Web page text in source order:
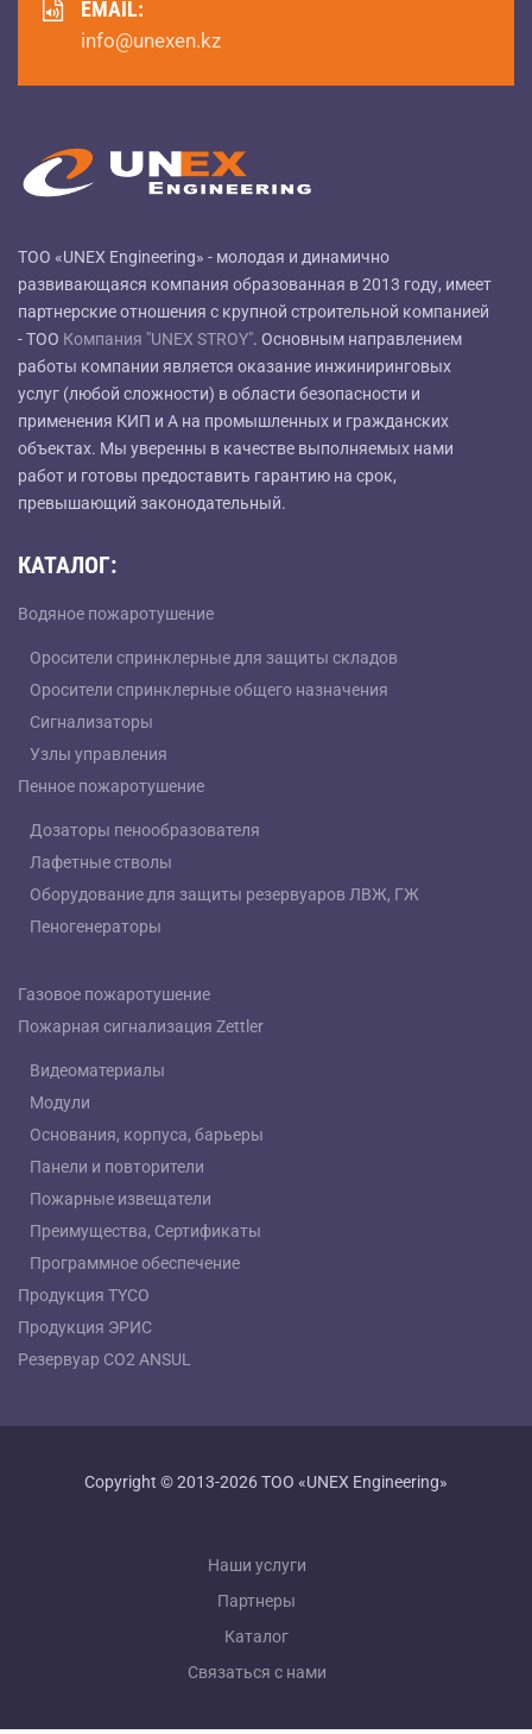
EMAIL:
info@unexen.kz
ТОО «UNEX Engineering» - молодая и динамично
развивающаяся компания образованная в 2013 году, имеет
партнерские отношения с крупной строительной компанией
- ТОО Компания "UNEX STROY". Основным направлением
работы компании является оказание инжиниринговых
услуг (любой сложности) в области безопасности и
применения КИП и А на промышленных и гражданских
объектах. Мы уверенны в качестве выполняемых нами
работ и готовы предоставить гарантию на срок,
превышающий законодательный.
КАТАЛОГ:
Водяное пожаротушение
Оросители спринклерные для защиты складов
Оросители спринклерные общего назначения
Сигнализаторы
Узлы управления
Пенное пожаротушение
Дозаторы пенообразователя
Лафетные стволы
Оборудование для защиты резервуаров ЛВЖ, ГЖ
Пеногенераторы
Газовое пожаротушение
Пожарная сигнализация Zettler
Видеоматериалы
Модули
Основания, корпуса, барьеры
Панели и повторители
Пожарные извещатели
Преимущества, Сертификаты
Программное обеспечение
Продукция TYCO
Продукция ЭРИС
Резервуар СО2 ANSUL
Copyright © 2013-2026 ТОО «UNEX Engineering»
Наши услуги
Партнеры
Каталог
Связаться с нами